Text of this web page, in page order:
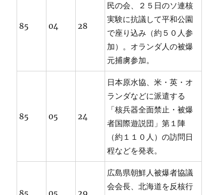
85 04 28
民の会、２５日のソ連核
実験に抗議して平和公園
で座り込み（約５０人参
加）。オランダ人の被爆
元捕虜参加。
85 05 24
日本原水協、米・英・オ
ランダなどに派遣する
「核兵器全面禁止・被爆
者国際遊説団」第１陣
（約１１０人）の訪問日
程などを発表。
広島県朝鮮人被爆者協議
会会長、北海道を反核行